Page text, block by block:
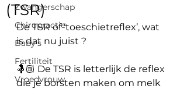
Zwangerschap
Chiropractie
Baby's
Fertiliteit
Vroedvrouw
(TSR)
De TSR of ‘toeschietreflex’, wat
is dat nu juist ?
🤱🏼 De TSR is letterlijk de reflex
die je borsten maken om melk